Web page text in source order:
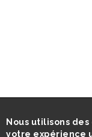
Nous utilisons
votre expérience